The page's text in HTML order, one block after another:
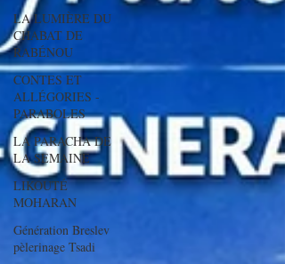
LA LUMIÈRE DU
CHABAT DE
RABÉNOU
CONTES ET
ALLÉGORIES -
PARABOLES
LA PARACHA DE
LA SEMAINE
LIKOUTÉ
MOHARAN
Génération Breslev
pèlerinage Tsadi